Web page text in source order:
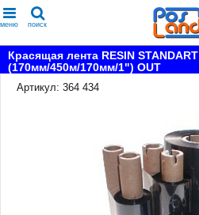
меню поиск
Красящая лента RESIN STANDART
(170мм/450м/170мм/1") OUT
Артикул: 364 434